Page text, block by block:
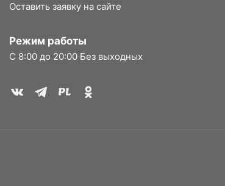
Оставить заявку на сайте
Режим работы
С 8:00 до 20:00 Без выходных